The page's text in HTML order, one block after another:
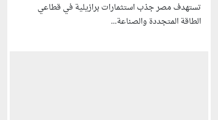
تستهدف مصر جذب استثمارات برازيلية في قطاعي
الطاقة المتجددة والصناعة...